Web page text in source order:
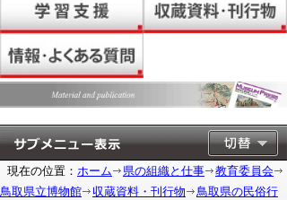
現在の位置： ホーム 県の組織と仕事
教育委員会
鳥取県立博物館
収蔵資料・刊行物
鳥取県の民俗行